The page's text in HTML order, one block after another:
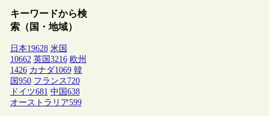
キーワードから検
索（国・地域）
日本19628 米国
10662 英国 3216 欧州
1426 カナダ1069 韓
国 950 フランス 720
ドイツ681 中国 638
オーストラリア599